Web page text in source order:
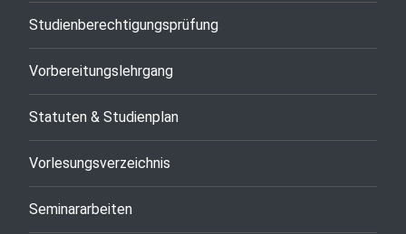
Studienberechtigungsprüfung
Vorbereitungslehrgang
Statuten & Studienplan
Vorlesungsverzeichnis
Seminararbeiten